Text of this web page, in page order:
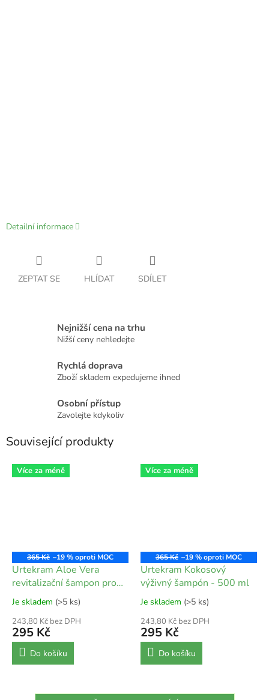
Detailní informace
ZEPTAT SE HLÍDAT SDÍLET
Nejnižší cena na trhu
Nižší ceny nehledejte
Rychlá doprava
Zboží skladem expedujeme ihned
Osobní přístup
Zavolejte kdykoliv
Související produkty
Více za méně
365 Kč –19 %
Urtekram Aloe Vera
revitalizační šampon pro
normální vlasy - 500 ml
Je skladem (>5 ks)
243,80 Kč bez DPH
295 Kč
Do košíku
Více za méně
365 Kč –19 %
Urtekram Kokosový
výživný šampón - 500 ml
Je skladem (>5 ks)
243,80 Kč bez DPH
295 Kč
Do košíku